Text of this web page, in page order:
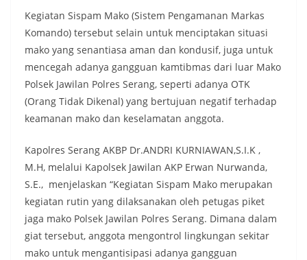
Kegiatan Sispam Mako (Sistem Pengamanan Markas
Komando) tersebut selain untuk menciptakan situasi
mako yang senantiasa aman dan kondusif, juga untuk
mencegah adanya gangguan kamtibmas dari luar Mako
Polsek Jawilan Polres Serang, seperti adanya OTK
(Orang Tidak Dikenal) yang bertujuan negatif terhadap
keamanan mako dan keselamatan anggota.
Kapolres Serang AKBP Dr.ANDRI KURNIAWAN,S.I.K ,
M.H, melalui Kapolsek Jawilan AKP Erwan Nurwanda,
S.E., menjelaskan “Kegiatan Sispam Mako merupakan
kegiatan rutin yang dilaksanakan oleh petugas piket
jaga mako Polsek Jawilan Polres Serang. Dimana dalam
giat tersebut, anggota mengontrol lingkungan sekitar
mako untuk mengantisipasi adanya gangguan